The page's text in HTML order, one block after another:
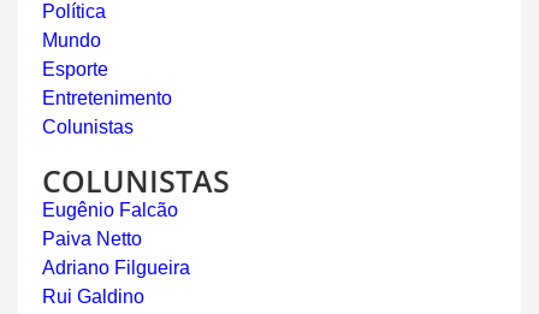
Política
Mundo
Esporte
Entretenimento
Colunistas
COLUNISTAS
Eugênio Falcão
Paiva Netto
Adriano Filgueira
Rui Galdino